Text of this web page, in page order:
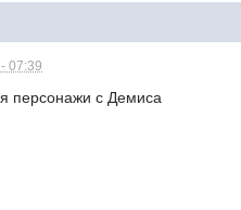
07:39
персонажи с Демиса